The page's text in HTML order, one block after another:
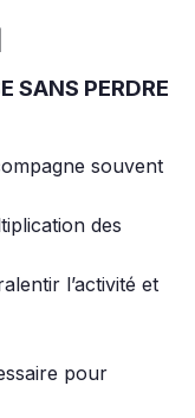
SANS PERDRE
souvent
des
l’activité et
pour